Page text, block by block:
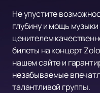
Не упустите
глубину и мощь
ценителем
билеты на концерт
нашем сайте и
незабываемые
талантливой группы.